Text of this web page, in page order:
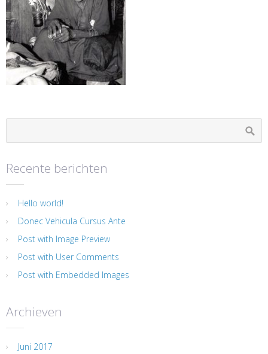
Recente berichten
Hello world!
Donec Vehicula Cursus Ante
Post with Image Preview
Post with User Comments
Post with Embedded Images
Archieven
Juni 2017